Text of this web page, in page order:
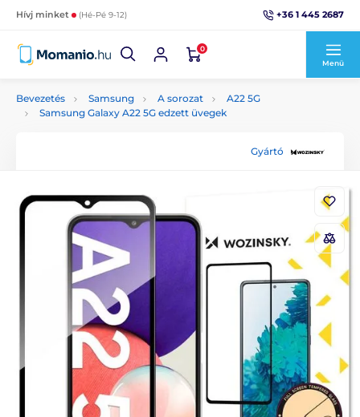
Hívj minket (Hé-Pé 9-12) +36 1 445 2687
0
Menü
Bevezetés Samsung A sorozat
A22 5G
Samsung Galaxy A22 5G edzett üvegek
Gyártó